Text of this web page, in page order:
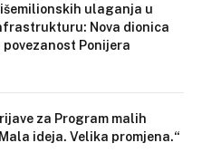
ulaganja u
Nova dionica
povezanost Ponijera
za Program malih
ideja. Velika promjena.“